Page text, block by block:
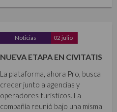
Noticias 02 julio
NUEVA ETAPA EN CIVITATIS
La plataforma, ahora Pro, busca
crecer junto a agencias y
operadores turísticos. La
compañía reunió bajo una misma